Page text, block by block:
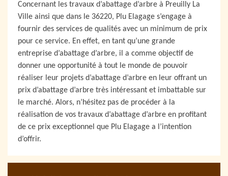
Concernant les travaux d’abattage d’arbre à Preuilly La
Ville ainsi que dans le 36220, Plu Elagage s’engage à
fournir des services de qualités avec un minimum de prix
pour ce service. En effet, en tant qu’une grande
entreprise d’abattage d’arbre, il a comme objectif de
donner une opportunité à tout le monde de pouvoir
réaliser leur projets d’abattage d’arbre en leur offrant un
prix d’abattage d’arbre très intéressant et imbattable sur
le marché. Alors, n’hésitez pas de procéder à la
réalisation de vos travaux d’abattage d’arbre en profitant
de ce prix exceptionnel que Plu Elagage a l’intention
d’offrir.